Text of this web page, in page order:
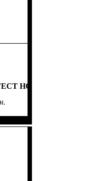
HOME